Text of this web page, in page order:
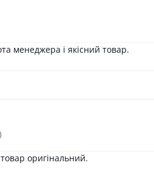
менеджера і якісний товар.
оригінальний.